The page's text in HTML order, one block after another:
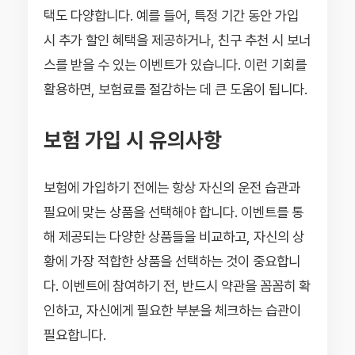
택도 다양합니다. 예를 들어, 특정 기간 동안 가입
시 추가 할인 혜택을 제공하거나, 친구 추천 시 보너
스를 받을 수 있는 이벤트가 있습니다. 이런 기회를
활용하면, 보험료를 절감하는 데 큰 도움이 됩니다.
보험 가입 시 유의사항
보험에 가입하기 전에는 항상 자신의 운전 습관과
필요에 맞는 상품을 선택해야 합니다. 이벤트를 통
해 제공되는 다양한 상품들을 비교하고, 자신의 상
황에 가장 적합한 상품을 선택하는 것이 중요합니
다. 이벤트에 참여하기 전, 반드시 약관을 꼼꼼히 확
인하고, 자신에게 필요한 부분을 체크하는 습관이
필요합니다.